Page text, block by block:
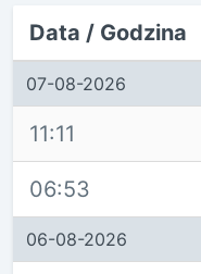
Data / Godzina
07-08-2026
11:11
06:53
06-08-2026